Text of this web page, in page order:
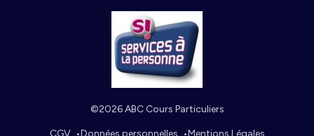
©2026 ABC Cours Particuliers
CGV Données personnelles Mentions Légales